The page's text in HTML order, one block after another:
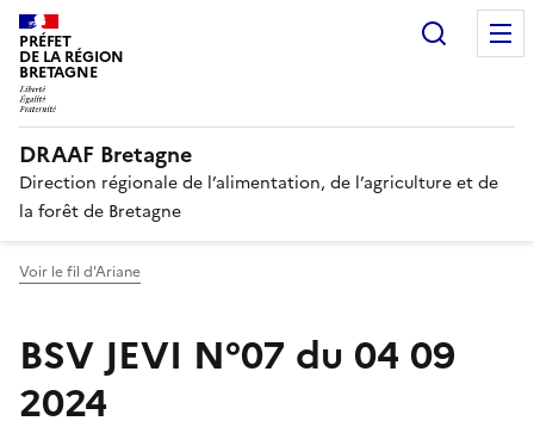
PRÉFET
DE LA RÉGION
BRETAGNE
DRAAF Bretagne
Direction régionale de l’alimentation, de l’agriculture et de
la forêt de Bretagne
Voir le fil d'Ariane
BSV JEVI N°07 du 04 09
2024